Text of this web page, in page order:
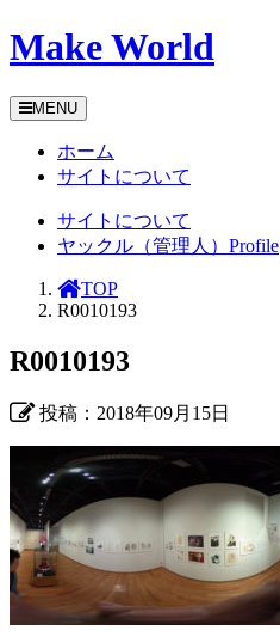
Make World
MENU
ホーム
サイトについて
サイトについて
ヤックル（管理人）Profile
TOP
R0010193
R0010193
投稿：2018年09月15日